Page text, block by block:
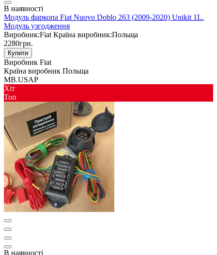
В наявності
Модуль фаркопа Fiat Nuovo Doblo 263 (2009-2020) Unikit 1L.
Модуль узгодження
Виробник:Fiat Країна виробник:Польща
2280грн.
Купити
Виробник Fiat
Країна виробник Польща
MB.USAP
Хіт
Toп
В наявності